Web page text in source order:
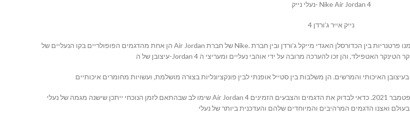
נעלי נייק- Nike Air Jordan 4
נייק אייר ג’ורדן 4
שימו לב שבהתאם לזמן הנוכחי ייתכן שישנה מגמה של נעלי Air Jordan 4 או תקנים עיצוביים חדשים שיצאו לשוק לאחר תאריך הידע האחרון שלי בספטמבר 2021. כדאי לבדוק את הדגמים והצבעים הזמינים